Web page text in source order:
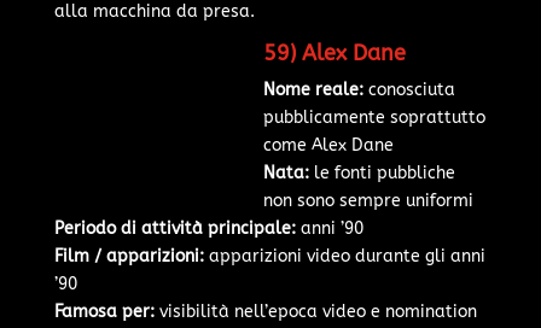
alla macchina da presa.
59) Alex Dane
Nome reale:conosciuta
pubblicamente soprattutto
come Alex Dane
Nata:le fonti pubbliche
non sono sempre uniformi
Periodo di attività principale:anni ’90
Film / apparizioni:apparizioni video durante gli anni
’90
Famosa per:visibilità nell’epoca video e nomination